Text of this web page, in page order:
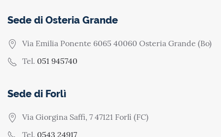
Sede di Osteria Grande
Via Emilia Ponente 6065 40060 Osteria Grande (Bo)
Tel. 051 945740
Sede di Forlì
Via Giorgina Saffi, 7 47121 Forlì (FC)
Tel. 0543 24917